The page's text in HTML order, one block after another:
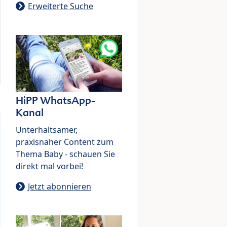
Erweiterte Suche
HiPP WhatsApp-
Kanal
Unterhaltsamer,
praxisnaher Content zum
Thema Baby - schauen Sie
direkt mal vorbei!
Jetzt abonnieren